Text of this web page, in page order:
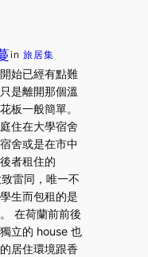
in旅居集
始已經有點難
是離開那個溫
板一般簡單。
住在大學宿舍
舍或是在市中
者租住的
雷同，唯一不
生而包租的是
在荷蘭前前後
立的 house 也
居住環境跟香